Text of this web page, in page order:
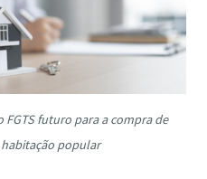
FGTS futuro para a compra de
habitação popular